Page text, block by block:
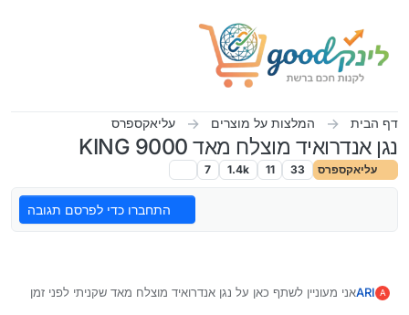
דף הבית המלצות על מוצרים עליאקספרס
נגן אנדרואיד מוצלח מאד KING 9000
עליאקספרס 33
11
1.4k
7
התחברו כדי לפרסם תגובה
A
ARIאני מעוניין לשתף כאן על נגן אנדרואיד מוצלח מאד שקניתי לפני זמן